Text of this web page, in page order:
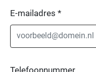
E-mailadres *
Telefoonnummer